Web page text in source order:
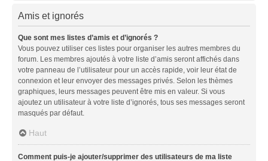
Amis et ignorés
Que sont mes listes d’amis et d’ignorés ?
Vous pouvez utiliser ces listes pour organiser les autres membres du
forum. Les membres ajoutés à votre liste d’amis seront affichés dans
votre panneau de l’utilisateur pour un accès rapide, voir leur état de
connexion et leur envoyer des messages privés. Selon les thèmes
graphiques, leurs messages peuvent être mis en valeur. Si vous
ajoutez un utilisateur à votre liste d’ignorés, tous ses messages seront
masqués par défaut.
Haut
Comment puis-je ajouter/supprimer des utilisateurs de ma liste